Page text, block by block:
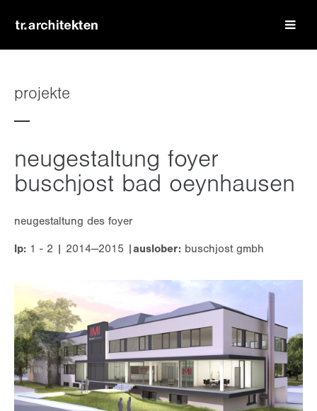
passwort
lorem ipsum dolor sit amet:
24h/ 365days
projekte
neugestaltung foyer
buschjost bad oeynhausen
neugestaltung des foyer
lp: 1 - 2 | 2014—2015 | auslober: buschjost gmbh